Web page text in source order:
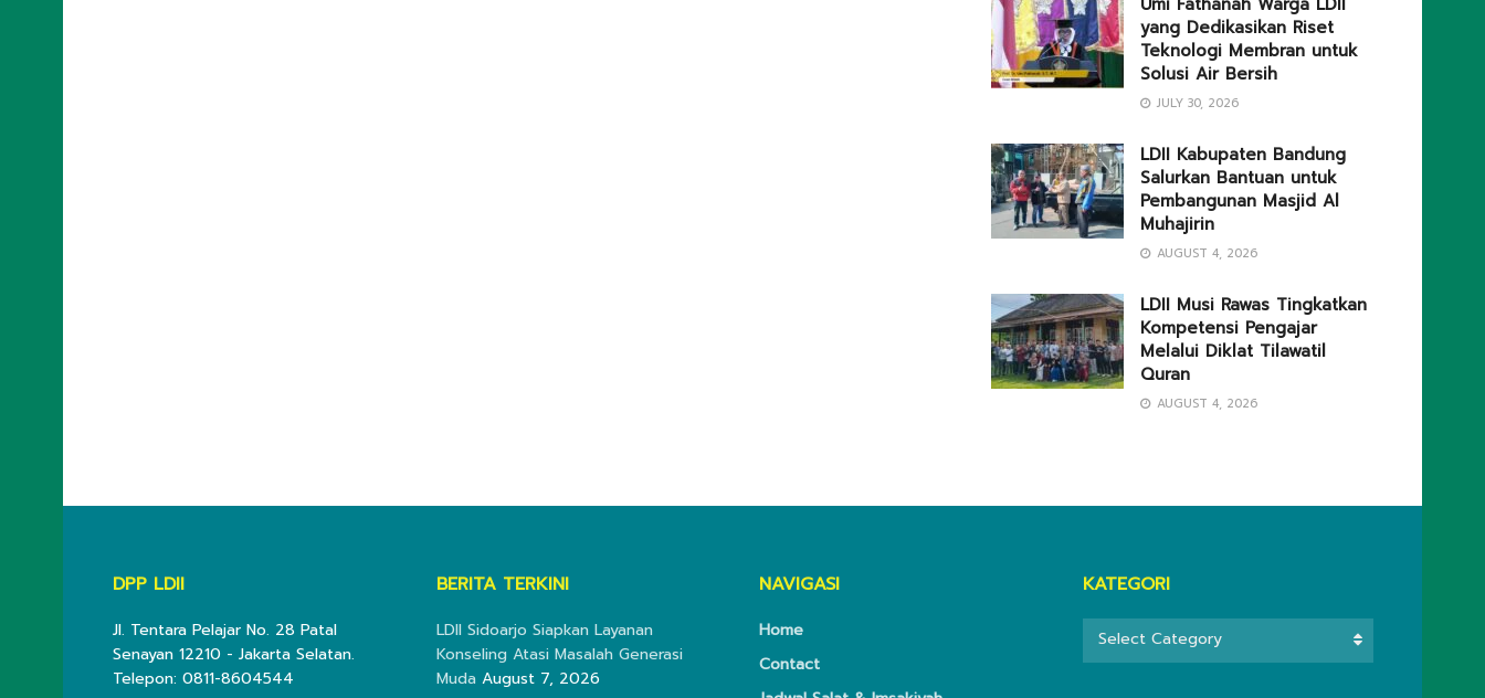
yang Dedikasikan Riset
Teknologi Membran untuk
Solusi Air Bersih
JULY 30, 2026
LDII Kabupaten Bandung
Salurkan Bantuan untuk
Pembangunan Masjid Al
Muhajirin
AUGUST 4, 2026
LDII Musi Rawas Tingkatkan
Kompetensi Pengajar
Melalui Diklat Tilawatil
Quran
AUGUST 4, 2026
DPP LDII
Jl. Tentara Pelajar No. 28 Patal
Senayan 12210 - Jakarta Selatan.
Telepon: 0811-8604544
BERITA TERKINI
LDII Sidoarjo Siapkan Layanan
Konseling Atasi Masalah Generasi
Muda August 7, 2026
NAVIGASI
Home
Contact
KATEGORI
KATEGORI
Select Category